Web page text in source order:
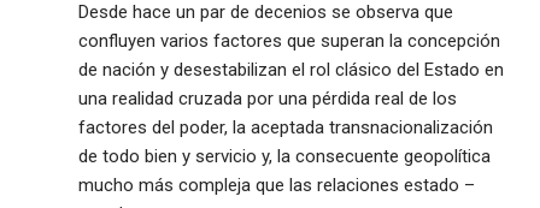
Desde hace un par de decenios se observa que
confluyen varios factores que superan la concepción
de nación y desestabilizan el rol clásico del Estado en
una realidad cruzada por una pérdida real de los
factores del poder, la aceptada transnacionalización
de todo bien y servicio y, la consecuente geopolítica
mucho más compleja que las relaciones estado –